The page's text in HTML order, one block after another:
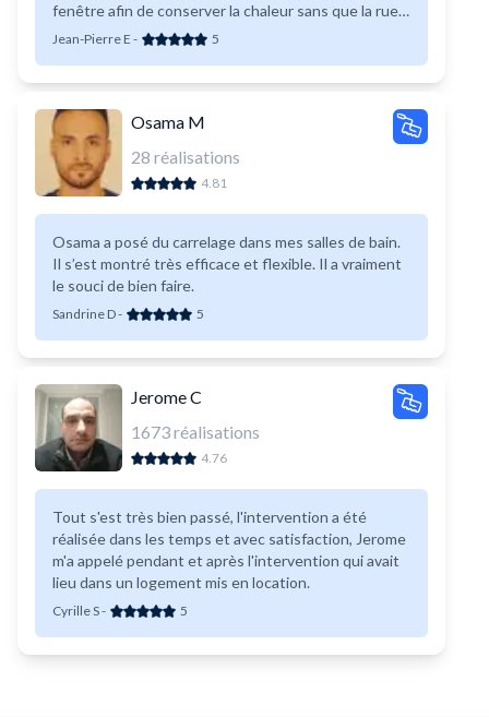
fenêtre afin de conserver la chaleur sans que la rue
ou les voisins en profitent. Mission accomplie avec
Jean-Pierre E - 5
Osama M
28 réalisations
4.81
Osama a posé du carrelage dans mes salles de bain.
Il s’est montré très efficace et flexible. Il a vraiment
le souci de bien faire.
Sandrine D- 5
Jerome C
1673réalisations
4.76
Tout s'est très bien passé, l'intervention a été
réalisée dans les temps et avec satisfaction, Jerome
m'a appelé pendant et après l'intervention qui avait
lieu dans un logement mis en location.
Cyrille S- 5